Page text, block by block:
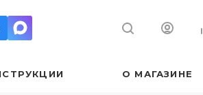
О МАГАЗИНЕ